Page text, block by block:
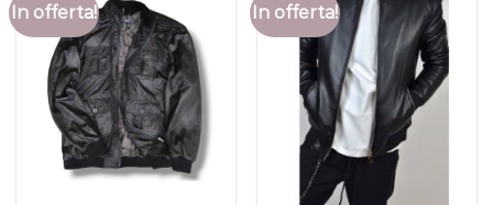
In offerta! In offerta!